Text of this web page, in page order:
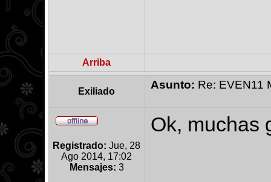
Arriba
Exiliado
Asunto: Re: EVEN11
Registrado: Jue, 28
Ago 2014, 17:02
Mensajes: 3
Ok, muchas